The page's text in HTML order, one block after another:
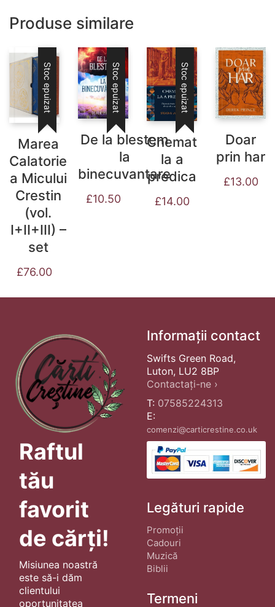
Produse similare
Stoc epuizat
Marea
Calatorie
a Micului
Crestin
(vol.
I+II+III) –
set
£76.00
Stoc epuizat
De la blestem
la
binecuvantare
£10.50
Stoc epuizat
Chemat
la a
predica
£14.00
Doar
prin har
£13.00
Raftul
tău
favorit
de cărți!
Misiunea noastră
este să-i dăm
clientului
oportunitatea
Informații contact
Swifts Green Road,
Luton, LU2 8BP
Contactați-ne ›
T: 07585224313
E:
comenzi@carticrestine.co.uk
Legături rapide
Promoții
Cadouri
Muzică
Biblii
Termeni